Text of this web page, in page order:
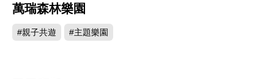
萬瑞森林樂園
#親子共遊 #主題樂園